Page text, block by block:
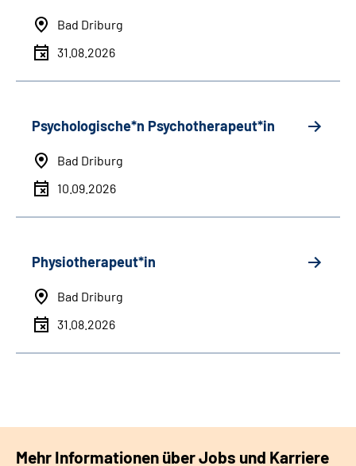
Bad Driburg
31.08.2026
Psychologische*n Psychotherapeut*in
Bad Driburg
10.09.2026
Physiotherapeut*in
Bad Driburg
31.08.2026
Mehr Informationen über Jobs und Karriere